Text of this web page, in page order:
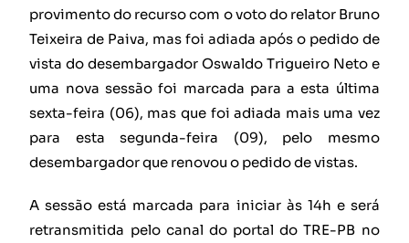
provimento do recurso com o voto do relator Bruno
Teixeira de Paiva, mas foi adiada após o pedido de
vista do desembargador Oswaldo Trigueiro Neto e
uma nova sessão foi marcada para a esta última
sexta-feira (06), mas que foi adiada mais uma vez
para esta segunda-feira (09), pelo mesmo
desembargador que renovou o pedido de vistas.
A sessão está marcada para iniciar às 14h e será
retransmitida pelo canal do portal do TRE-PB no